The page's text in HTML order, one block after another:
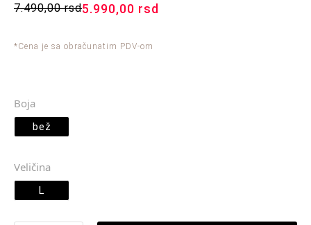
7.490,00rsd5.990,00 rsd
*Cena je sa obračunatim PDV-om
Boja
bež
Veličina
L